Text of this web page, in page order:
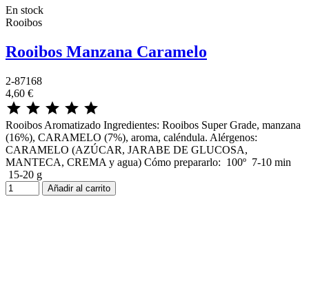
En stock
Rooibos
Rooibos Manzana Caramelo
2-87168
4,60 €
    
Rooibos Aromatizado Ingredientes: Rooibos Super Grade, manzana
(16%), CARAMELO (7%), aroma, caléndula. Alérgenos:
CARAMELO (AZÚCAR, JARABE DE GLUCOSA,
MANTECA, CREMA y agua) Cómo prepararlo: 100º 7-10 min
15-20 g
Añadir al carrito